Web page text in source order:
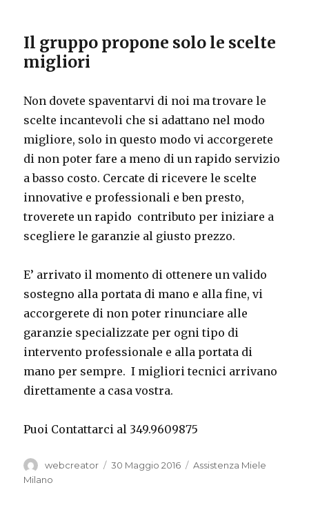
Il gruppo propone solo le scelte
migliori
Non dovete spaventarvi di noi ma trovare le
scelte incantevoli che si adattano nel modo
migliore, solo in questo modo vi accorgerete
di non poter fare a meno di un rapido servizio
a basso costo. Cercate di ricevere le scelte
innovative e professionali e ben presto,
troverete un rapido contributo per iniziare a
scegliere le garanzie al giusto prezzo.
E’ arrivato il momento di ottenere un valido
sostegno alla portata di mano e alla fine, vi
accorgerete di non poter rinunciare alle
garanzie specializzate per ogni tipo di
intervento professionale e alla portata di
mano per sempre. I migliori tecnici arrivano
direttamente a casa vostra.
Puoi Contattarci al 349.9609875
Autore
webcreator
Pubblicato
30 Maggio 2016 Categorie
Assistenza Miele
Milano